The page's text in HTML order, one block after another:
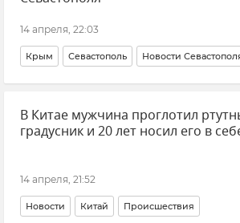
14 апреля, 22:03
Крым Севастополь Новости
Новости Крыма Полиция Севастополя
Мошенничество
В Китае мужчина проглотил
градусник и 20 лет носил его в
14 апреля, 21:52
Новости Китай Происшествия